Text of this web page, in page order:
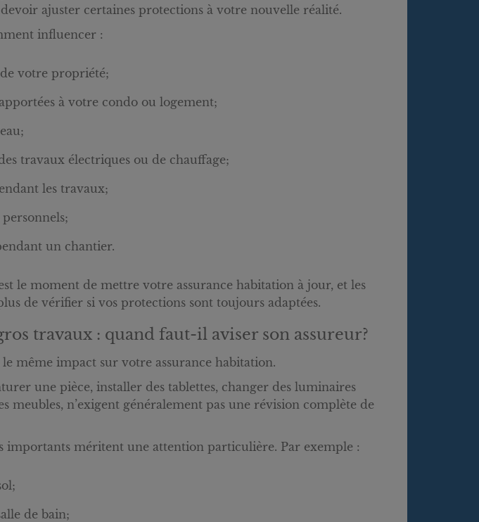
ajuster certaines protections à votre nouvelle réalité.
influencer :
votre propriété;
à votre condo ou logement;
travaux électriques ou de chauffage;
les travaux;
un chantier.
le moment de mettre votre assurance habitation à jour, et les
de vérifier si vos protections sont toujours adaptées.
travaux : quand faut-il aviser son assureur?
le même impact sur votre assurance habitation.
une pièce, installer des tablettes, changer des luminaires
meubles, n’exigent généralement pas une révision complète de
importants méritent une attention particulière. Par exemple :
de bain;